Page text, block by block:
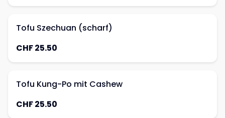
Tofu Szechuan (scharf)
CHF 25.50
Tofu Kung-Po mit Cashew
CHF 25.50